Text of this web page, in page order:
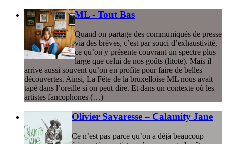
ML - Tout Bas
Quand on partage des communiqués de presse
via des brèves, c’est par souci d’exhaustivité,
ce qu’on y présente couvrant un spectre plus
large que celui de nos goûts (litote). Mais il
arrive aussi souvent qu’on en profite pour faire de belles
découvertes. Ainsi, La Fête de la bruxelloise ML nous avait
tapé dans l’oreille si on peut dire. Et dans un contexte où les
artistes fancophones (…)
Olivier Savaresse – Calamity Jane
Ce n’est pas parce qu’on a déjà beaucoup